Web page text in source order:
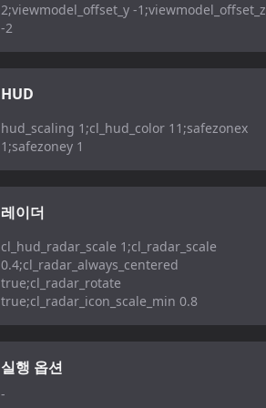
2;viewmodel_offset_y -1;viewmodel_offset_z
-2
HUD
hud_scaling 1;cl_hud_color 11;safezonex
1;safezoney 1
레이더
cl_hud_radar_scale 1;cl_radar_scale
0.4;cl_radar_always_centered
true;cl_radar_rotate
true;cl_radar_icon_scale_min 0.8
실행 옵션
-